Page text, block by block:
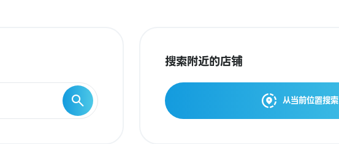
搜索附近的店铺
从当前位置搜索